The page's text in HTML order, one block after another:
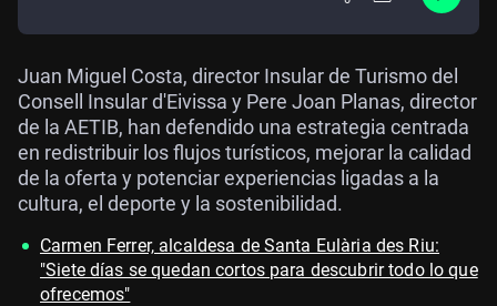
Juan Miguel Costa, director Insular de Turismo del
Consell Insular d'Eivissa y Pere Joan Planas, director
de la AETIB, han defendido una estrategia centrada
en redistribuir los flujos turísticos, mejorar la calidad
de la oferta y potenciar experiencias ligadas a la
cultura, el deporte y la sostenibilidad.
Carmen Ferrer, alcaldesa de Santa Eulària des Riu:
"Siete días se quedan cortos para descubrir todo lo que
ofrecemos"